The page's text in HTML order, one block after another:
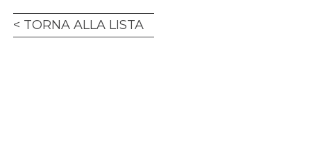
TORNA ALLA LISTA